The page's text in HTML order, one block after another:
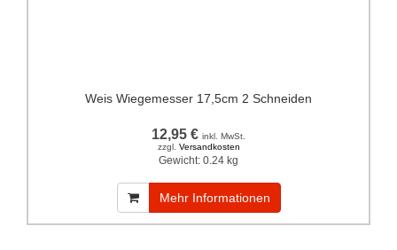
Weis Wiegemesser 17,5cm 2 Schneiden
12,95 € inkl. MwSt.
zzgl. Versandkosten
Gewicht: 0.24 kg
Mehr Informationen